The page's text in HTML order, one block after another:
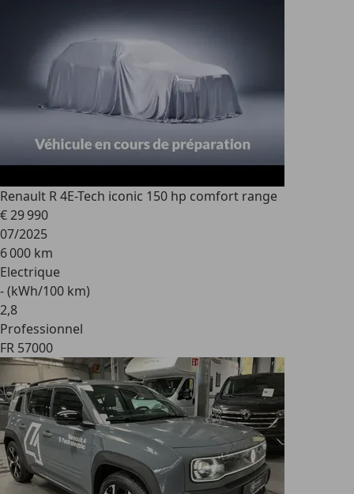
Renault R 4E-Tech iconic 150 hp comfort range
€ 29 990
07/2025
6 000 km
Electrique
- (kWh/100 km)
2,8
Professionnel
FR 57000